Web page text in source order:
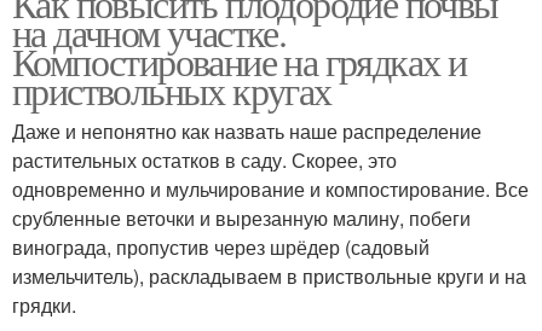
на дачном участке.
Компостирование на грядках и
приствольных кругах
Даже и непонятно как назвать наше распределение
растительных остатков в саду. Скорее, это
одновременно и мульчирование и компостирование. Все
срубленные веточки и вырезанную малину, побеги
винограда, пропустив через шрёдер (садовый
измельчитель), раскладываем в приствольные круги и на
грядки.